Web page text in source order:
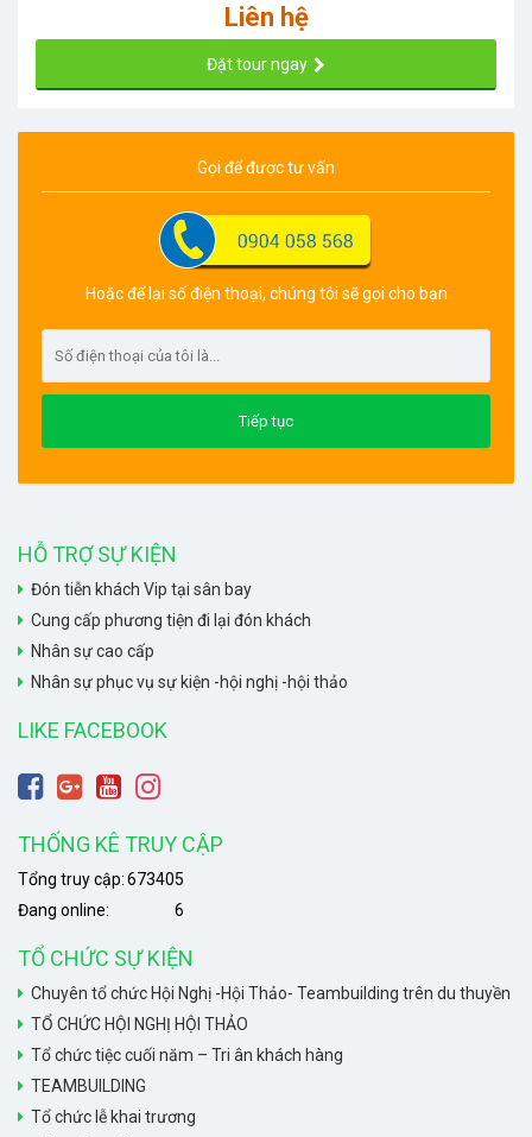
Liên hệ
Đặt tour ngay
Gọi để được tư vấn
Hoặc để lại số điện thoại, chúng tôi sẽ gọi cho bạn
HỖ TRỢ SỰ KIỆN
Đón tiễn khách Vip tại sân bay
Cung cấp phương tiện đi lại đón khách
Nhân sự cao cấp
Nhân sự phục vụ sự kiện -hội nghị -hội thảo
LIKE FACEBOOK
THỐNG KÊ TRUY CẬP
673405
Tổng truy cập:
6
Đang online:
TỔ CHỨC SỰ KIỆN
Chuyên tổ chức Hội Nghị -Hội Thảo- Teambuilding trên du thuyền
TỔ CHỨC HỘI NGHỊ HỘI THẢO
Tổ chức tiệc cuối năm – Tri ân khách hàng
TEAMBUILDING
Tổ chức lễ khai trương